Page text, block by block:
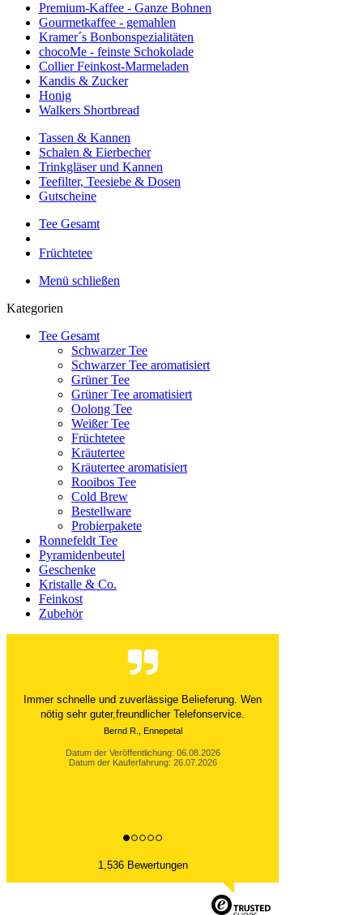
Premium-Kaffee - Ganze Bohnen
Gourmetkaffee - gemahlen
Kramer´s Bonbonspezialitäten
chocoMe - feinste Schokolade
Collier Feinkost-Marmeladen
Kandis & Zucker
Honig
Walkers Shortbread
Tassen & Kannen
Schalen & Eierbecher
Trinkgläser und Kannen
Teefilter, Teesiebe & Dosen
Gutscheine
Tee Gesamt
Früchtetee
Menü schließen
Kategorien
Tee Gesamt
Schwarzer Tee
Schwarzer Tee aromatisiert
Grüner Tee
Grüner Tee aromatisiert
Oolong Tee
Weißer Tee
Früchtetee
Kräutertee
Kräutertee aromatisiert
Rooibos Tee
Cold Brew
Bestellware
Probierpakete
Ronnefeldt Tee
Pyramidenbeutel
Geschenke
Kristalle & Co.
Feinkost
Zubehör
Der Versand ist immer innerhalb von 24 Stunden
abgewickelt. Grossartig. Ich liebe die 1kg
Alubeutel.
Datum der Veröffentlichung: 06.08.2026
Datum der Kauferfahrung: 27.07.2026
1,536 Bewertungen